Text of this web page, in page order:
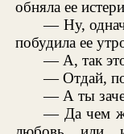
обняла ее
— Ну,
побудила ее
— А, так
— Отдай,
— А ты
— Да чем